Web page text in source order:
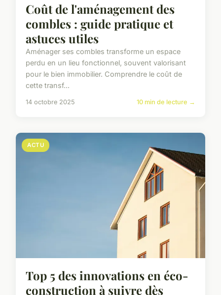
Coût de l'aménagement des
combles : guide pratique et
astuces utiles
Aménager ses combles transforme un espace
perdu en un lieu fonctionnel, souvent valorisant
pour le bien immobilier. Comprendre le coût de
cette transf...
14 octobre 2025 10 min de lecture →
ACTU
Top 5 des innovations en éco-
construction à suivre dès